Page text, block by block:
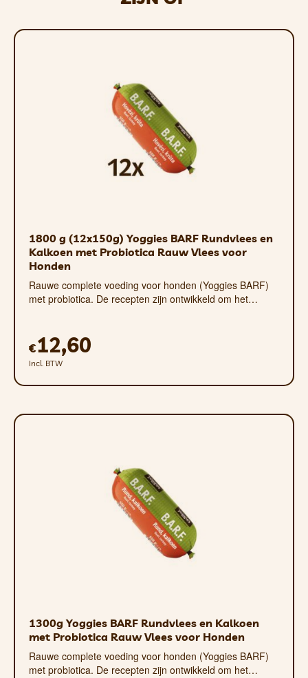
hij niet wordt gebruikt.
1800 g (12x150g) Yoggies BARF Rundvlees en
Kalkoen met Probiotica Rauw Vlees voor
Honden
Rauwe complete voeding voor honden (Yoggies BARF)
met probiotica. De recepten zijn ontwikkeld om het…
€12,60
Incl. BTW
1300g Yoggies BARF Rundvlees en Kalkoen
met Probiotica Rauw Vlees voor Honden
Rauwe complete voeding voor honden (Yoggies BARF)
met probiotica. De recepten zijn ontwikkeld om het…